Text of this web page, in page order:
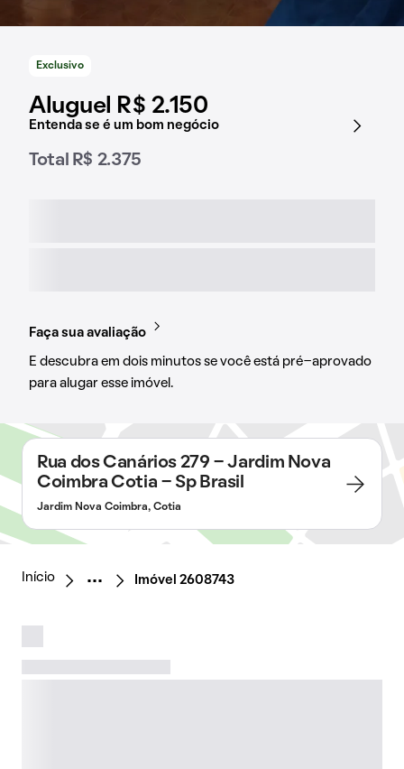
Exclusivo
Aluguel R$ 2.150
Entenda se é um bom negócio
Total R$ 2.375
Faça sua avaliação
E descubra em dois minutos se você está pré-aprovado
para alugar esse imóvel.
Rua dos Canários 279 - Jardim Nova
Coimbra Cotia - Sp Brasil
Jardim Nova Coimbra, Cotia
Início Imóvel 2608743